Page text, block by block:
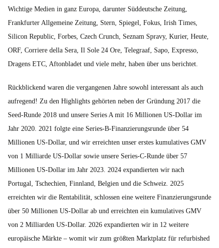
Wichtige Medien in ganz Europa, darunter Süddeutsche Zeitung,
Frankfurter Allgemeine Zeitung, Stern, Spiegel, Fokus, Irish Times,
Silicon Republic, Forbes, Czech Crunch, Seznam Spravy, Kurier, Heute,
ORF, Corriere della Sera, Il Sole 24 Ore, Telegraaf, Sapo, Expresso,
Dragens ETC, Aftonbladet und viele mehr, haben über uns berichtet.
Rückblickend waren die vergangenen Jahre sowohl interessant als auch
aufregend! Zu den Highlights gehörten neben der Gründung 2017 die
Seed-Runde 2018 und unsere Series A mit 16 Millionen US-Dollar im
Jahr 2020. 2021 folgte eine Series-B-Finanzierungsrunde über 54
Millionen US-Dollar, und wir erreichten unser erstes kumulatives GMV
von 1 Milliarde US-Dollar sowie unsere Series-C-Runde über 57
Millionen US-Dollar im Jahr 2023. 2024 expandierten wir nach
Portugal, Tschechien, Finnland, Belgien und die Schweiz. 2025
erreichten wir die Rentabilität, schlossen eine weitere Finanzierungsrunde
über 50 Millionen US-Dollar ab und erreichten ein kumulatives GMV
von 2 Milliarden US-Dollar. 2026 expandierten wir in 12 weitere
europäische Märkte – womit wir zum größten Marktplatz für refurbished